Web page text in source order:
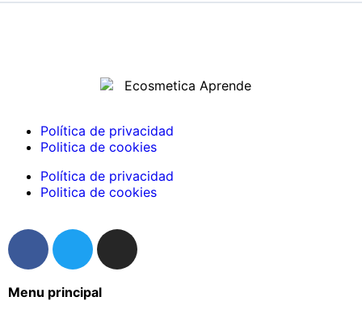
Política de privacidad
Politica de cookies
Política de privacidad
Politica de cookies
Menu principal